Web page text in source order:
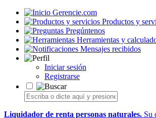
Gerencie.com
Productos y
Pregúntenos
Herramientas y
Mensajes recibidos
Iniciar sesión
Registrarse
Liquidador de renta personas naturales. Su